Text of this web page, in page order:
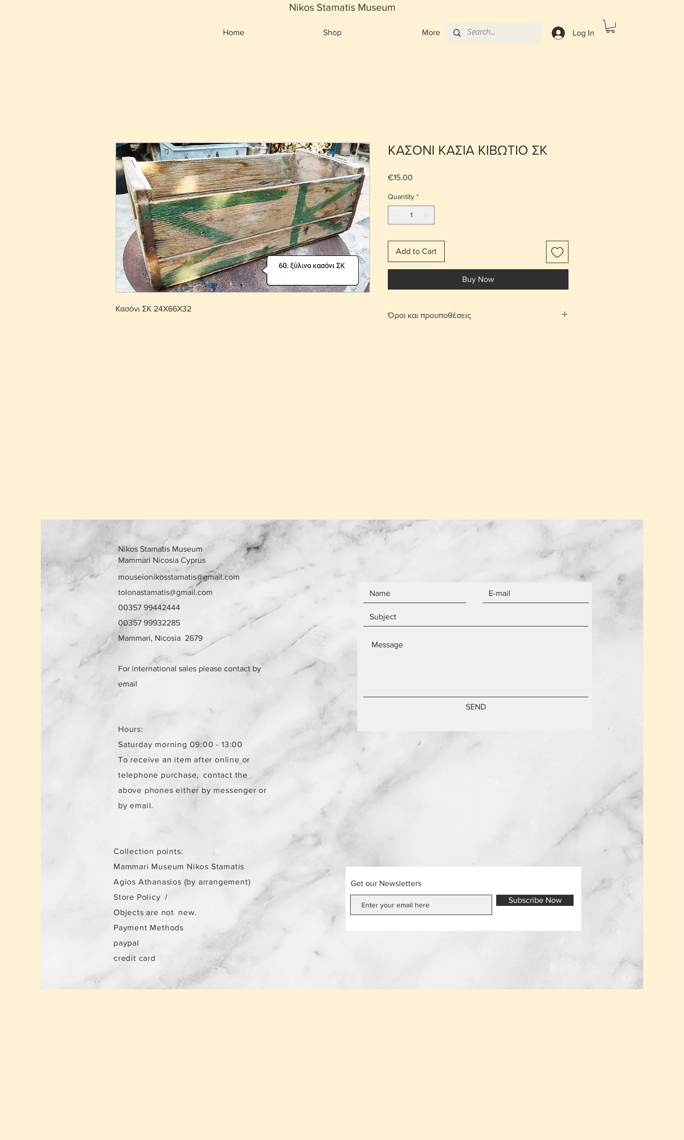
Home Shop More
Nikos Stamatis Museum
Log In
Κασόνι ΣΚ 24X66X32
ΚΑΣΟΝΙ ΚΑΣΙΑ ΚΙΒΩΤΙΟ ΣΚ
€15.00
Quantity *
Add to Cart
Buy Now
Όροι και προυποθέσεις
Nikos Stamatis Museum
Mammari Nicosia Cyprus
mouseionikosstamatis@gmail.com
tolonastamatis@gmail.com
00357 99442444
00357 99932285
Mammari, Nicosia 2679
For international sales please contact by
email
Hours:
Saturday morning 09:00 - 13:00
To receive an item after online or
telephone purchase,
contact the
above phones either by messenger or
by email.
Collection points:
Mammari Museum Nikos Stamatis
Agios Athanasios (by arrangement)
Store Policy /
Objects are not new.
Payment Methods
paypal
credit card
SEND
Get our Newsletters
Subscribe Now